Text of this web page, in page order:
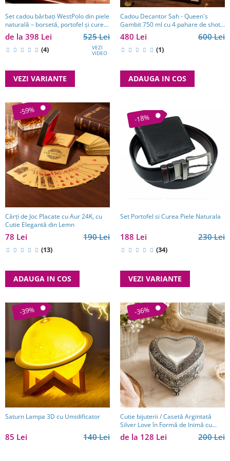
Set cadou bărbați WestPolo din piele
naturală – borsetă, portofel și curea
premium
525 Lei
de la 398 Lei
(4) VEZI
VIDEO
VEZI VARIANTE
Cadou Decantor Sah - Queen's
Gambit 750 ml cu 4 pahare de shot
Kitchen
600 Lei
480 Lei
(1)
ADAUGA IN COS
-59%
Cărți de Joc Placate cu Aur 24K, cu
Cutie Elegantă din Lemn
190 Lei
78 Lei
(13)
ADAUGA IN COS
-18%
Set Portofel si Curea Piele Naturala
230 Lei
188 Lei
(34)
VEZI VARIANTE
-39%
Saturn Lampa 3D cu Umidificator
140 Lei
85 Lei
-36%
Cutie bijuterii / Casetă Argintată
Silver Love în Formă de Inimă cu
Interior din Catifea – 7,5 x 8 x 5 cm
200 Lei
de la 128 Lei